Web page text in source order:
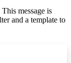
message is
and a template to